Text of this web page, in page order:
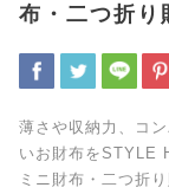
布・二つ折り
薄さや収納力、コ
いお財布をSTYLE
ミニ財布・二つ折